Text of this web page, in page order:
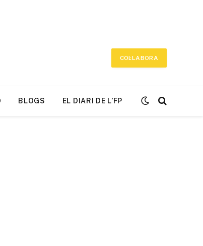
COL·LABORA
BLOGS EL DIARI DE L’FP